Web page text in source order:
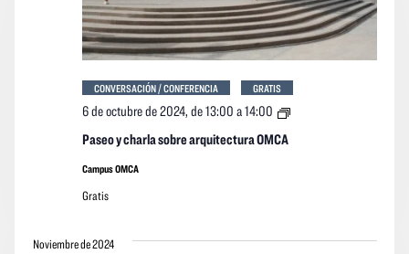
Paseo y charla sobre arquitectura OMCA
6 de octubre de 2024, de 13:00 a14:00
Paseo
CONVERSACIÓN / CONFERENCIA GRATIS
Campus OMCA
Gratis
Noviembre de 2024